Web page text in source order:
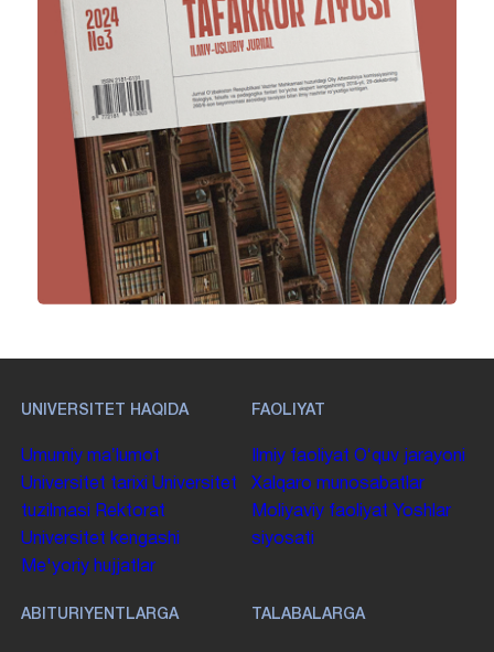
UNIVERSITET HAQIDA
Umumiy maʼlumot
Universitet tarixi Universitet
tuzilmasi
Rektorat
Universitet kengashi
Me'yoriy hujjatlar
FAOLIYAT
Ilmiy faoliyat Oʻquv jarayoni
Xalqaro munosabatlar
Moliyaviy faoliyat Yoshlar
siyosati
ABITURIYENTLARGA TALABALARGA